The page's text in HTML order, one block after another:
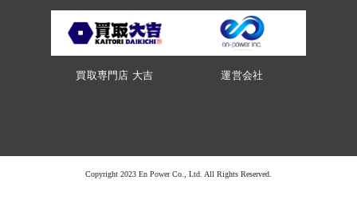
買取専門店 大吉 運営会社
Copyright 2023 En Power Co., Ltd. All Rights Reserved.